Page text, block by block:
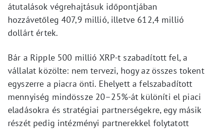
átutalások végrehajtásuk időpontjában
hozzávetőleg 407,9 millió, illetve 612,4 millió
dollárt értek.
Bár a Ripple 500 millió XRP-t szabadított fel, a
vállalat közölte: nem tervezi, hogy az összes tokent
egyszerre a piacra önti. Ehelyett a felszabadított
mennyiség mindössze 20–25%-át különíti el piaci
eladásokra és stratégiai partnerségekre, egy másik
részét pedig intézményi partnerekkel folytatott